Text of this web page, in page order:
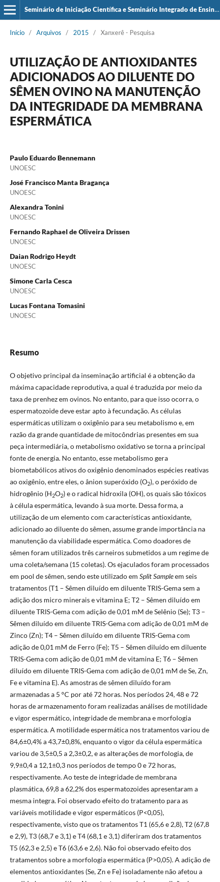
Seminário de Iniciação Científica e Seminário Integrado de Ensino, Pesquisa e Extensão (SIEPE)
Início / Arquivos / 2015 / Xanxerê - Pesquisa
UTILIZAÇÃO DE ANTIOXIDANTES
ADICIONADOS AO DILUENTE DO
SÊMEN OVINO NA MANUTENÇÃO
DA INTEGRIDADE DA MEMBRANA
ESPERMÁTICA
Paulo Eduardo Bennemann
UNOESC
José Francisco Manta Bragança
UNOESC
Alexandra Tonini
UNOESC
Fernando Raphael de Oliveira Drissen
UNOESC
Daian Rodrigo Heydt
UNOESC
Simone Carla Cesca
UNOESC
Lucas Fontana Tomasini
UNOESC
Resumo
O objetivo principal da inseminação artificial é a obtenção da
máxima capacidade reprodutiva, a qual é traduzida por meio da
taxa de prenhez em ovinos. No entanto, para que isso ocorra, o
espermatozoide deve estar apto à fecundação. As células
espermáticas utilizam o oxigênio para seu metabolismo e, em
razão da grande quantidade de mitocôndrias presentes em sua
peça intermediária, o metabolismo oxidativo se torna a principal
fonte de energia. No entanto, esse metabolismo gera
biometabólicos ativos do oxigênio denominados espécies reativas
ao oxigênio, entre eles, o ânion superóxido (O2), o peróxido de
hidrogênio (H2O2) e o radical hidroxila (OH), os quais são tóxicos
à célula espermática, levando à sua morte. Dessa forma, a
utilização de um elemento com características antioxidante,
adicionado ao diluente do sêmen, assume grande importância na
manutenção da viabilidade espermática. Como doadores de
sêmen foram utilizados três carneiros submetidos a um regime de
uma coleta/semana (15 coletas). Os ejaculados foram processados
em pool de sêmen, sendo este utilizado em Split Sampleem seis
tratamentos (T1 – Sêmen diluído em diluente TRIS-Gema sem a
adição dos micro minerais e vitamina E; T2 – Sêmen diluído em
diluente TRIS-Gema com adição de 0,01 mM de Selênio (Se); T3 –
Sêmen diluído em diluente TRIS-Gema com adição de 0,01 mM de
Zinco (Zn); T4 – Sêmen diluído em diluente TRIS-Gema com
adição de 0,01 mM de Ferro (Fe); T5 – Sêmen diluído em diluente
TRIS-Gema com adição de 0,01 mM de vitamina E; T6 – Sêmen
diluído em diluente TRIS-Gema com adição de 0,01 mM de Se, Zn,
Fe e vitamina E). As amostras de sêmen diluído foram
armazenadas a 5 °C por até 72 horas. Nos períodos 24, 48 e 72
horas de armazenamento foram realizadas análises de motilidade
e vigor espermático, integridade de membrana e morfologia
espermática. A motilidade espermática nos tratamentos variou de
84,6±0,4% a 43,7±0,8%, enquanto o vigor da célula espermática
variou de 3,5±0,5 a 2,3±0,2, e as alterações de morfologia, de
9,9±0,4 a 12,1±0,3 nos períodos de tempo 0 e 72 horas,
respectivamente. Ao teste de integridade de membrana
plasmática, 69,8 a 62,2% dos espermatozoides apresentaram a
mesma integra. Foi observado efeito do tratamento para as
variáveis motilidade e vigor espermáticos (P<0,05),
respectivamente, visto que os tratamentos T1 (65,6 e 2,8), T2 (67,8
e 2,9), T3 (68,7 e 3,1) e T4 (68,1 e 3,1) diferiram dos tratamentos
T5 (62,3 e 2,5) e T6 (63,6 e 2,6). Não foi observado efeito dos
tratamentos sobre a morfologia espermática (P>0,05). A adição de
elementos antioxidantes (Se, Zn e Fe) isoladamente não afetou a